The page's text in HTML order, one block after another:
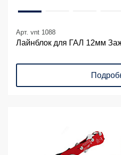
Арт. vnt 1088
Лайнблок для ГАЛ 12мм